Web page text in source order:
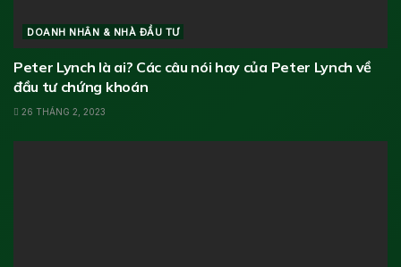
DOANH NHÂN & NHÀ ĐẦU TƯ
Peter Lynch là ai? Các câu nói hay của Peter Lynch về
đầu tư chứng khoán
26 THÁNG 2, 2023